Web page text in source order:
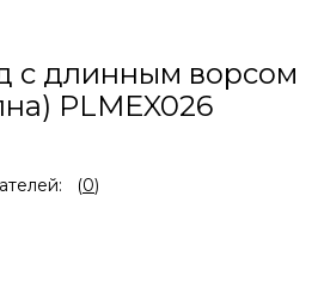
с длинным ворсом
PLMEX026
(0)